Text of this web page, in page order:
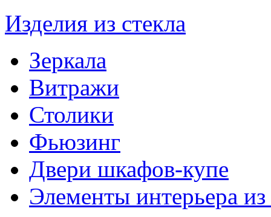
Изделия из стекла
Зеркала
Витражи
Столики
Фьюзинг
Двери шкафов-купе
Элементы интерьера из